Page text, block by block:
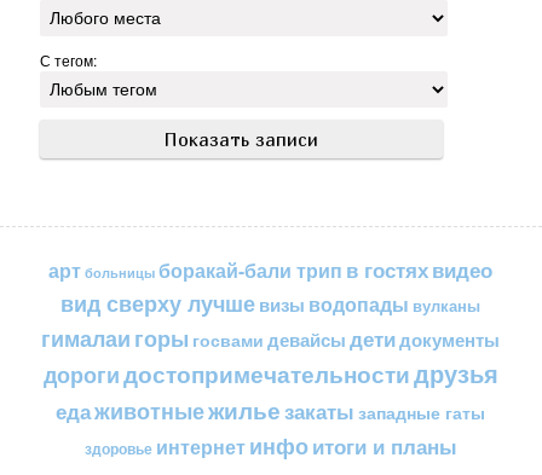
С тегом:
арт больницы боракай-бали трип в гостяхвидео
вид сверху лучшевизы водопады вулканы
гималаи горы госвами девайсы детидокументы
дорогидостопримечательностидрузья
едаживотныежильезакаты западные гаты
здоровье интернетинфоитоги и планы